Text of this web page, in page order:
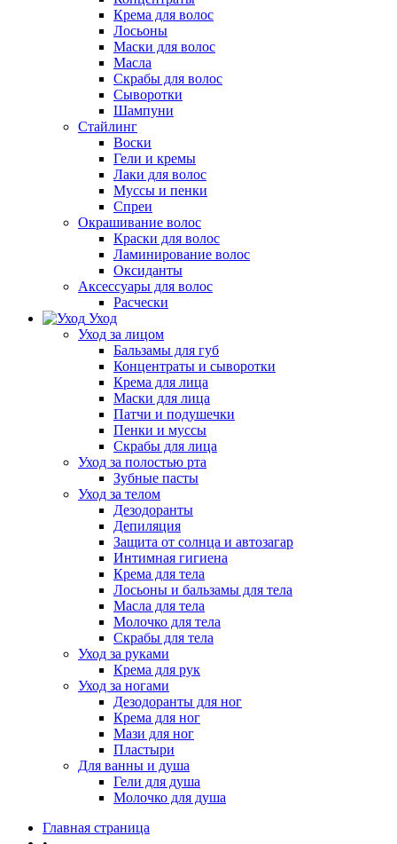
Крема для волос
Лосьоны
Маски для волос
Масла
Скрабы для волос
Сыворотки
Шампуни
Стайлинг
Воски
Гели и кремы
Лаки для волос
Муссы и пенки
Спреи
Окрашивание волос
Краски для волос
Ламинирование волос
Оксиданты
Аксессуары для волос
Расчески
Уход
Уход за лицом
Бальзамы для губ
Концентраты и сыворотки
Крема для лица
Маски для лица
Патчи и подушечки
Пенки и муссы
Скрабы для лица
Уход за полостью рта
Зубные пасты
Уход за телом
Дезодоранты
Депиляция
Защита от солнца и автозагар
Интимная гигиена
Крема для тела
Лосьоны и бальзамы для тела
Масла для тела
Молочко для тела
Скрабы для тела
Уход за руками
Крема для рук
Уход за ногами
Дезодоранты для ног
Крема для ног
Мази для ног
Пластыри
Для ванны и душа
Гели для душа
Молочко для душа
Главная страница